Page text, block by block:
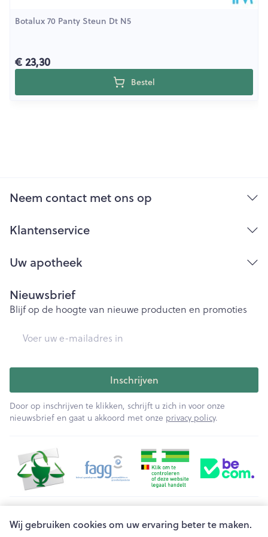
Wij gebruiken cookies om uw ervaring beter te maken.
Botalux 70 Panty Steun Dt N5
€ 23,30
Bestel
Neem contact met ons op
Klantenservice
Uw apotheek
Nieuwsbrief
Blijf op de hoogte van nieuwe producten en promoties
Inschrijven
Door op inschrijven te klikken, schrijft u zich in voor onze
nieuwsbrief en gaat u akkoord met onze privacy policy.
Juridische links